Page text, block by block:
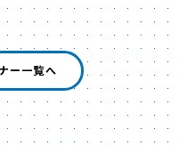
ー一覧へ